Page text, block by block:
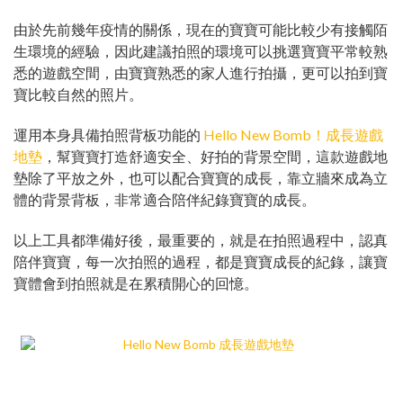
由於先前幾年疫情的關係，現在的寶寶可能比較少有接觸陌
生環境的經驗，因此建議拍照的環境可以挑選寶寶平常較熟
悉的遊戲空間，由寶寶熟悉的家人進行拍攝，更可以拍到寶
寶比較自然的照片。
運用本身具備拍照背板功能的 Hello New Bomb！成長遊戲
地墊 ，幫寶寶打造舒適安全、好拍的背景空間，這款遊戲地
墊除了平放之外，也可以配合寶寶的成長，靠立牆來成為立
體的背景背板，非常適合陪伴紀錄寶寶的成長。
以上工具都準備好後，最重要的，就是在拍照過程中，認真
陪伴寶寶，每一次拍照的過程，都是寶寶成長的紀錄，讓寶
寶體會到拍照就是在累積開心的回憶。